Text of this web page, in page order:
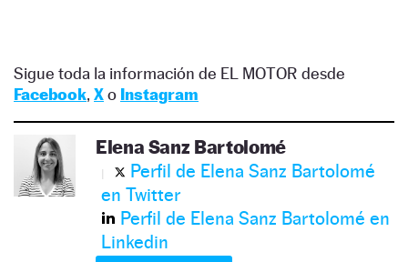
Sigue toda la información de EL MOTOR desde
Facebook, Xo Instagram
Elena Sanz Bartolomé
Perfil de Elena Sanz Bartolomé
en Twitter
Perfil de Elena Sanz Bartolomé en
Linkedin